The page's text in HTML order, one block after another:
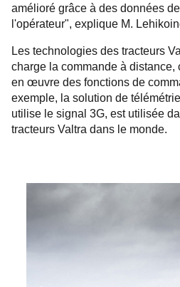
amélioré grâce à des données
l'opérateur", explique M.
Les technologies des tracteurs
charge la commande à distance,
en œuvre des fonctions de
exemple, la solution de
utilise le signal 3G, est utilisée
tracteurs Valtra dans le monde.